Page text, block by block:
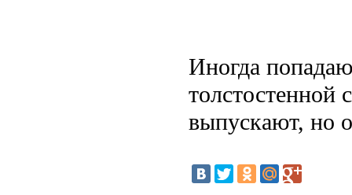
Иногда
толстостенной
выпускают, но